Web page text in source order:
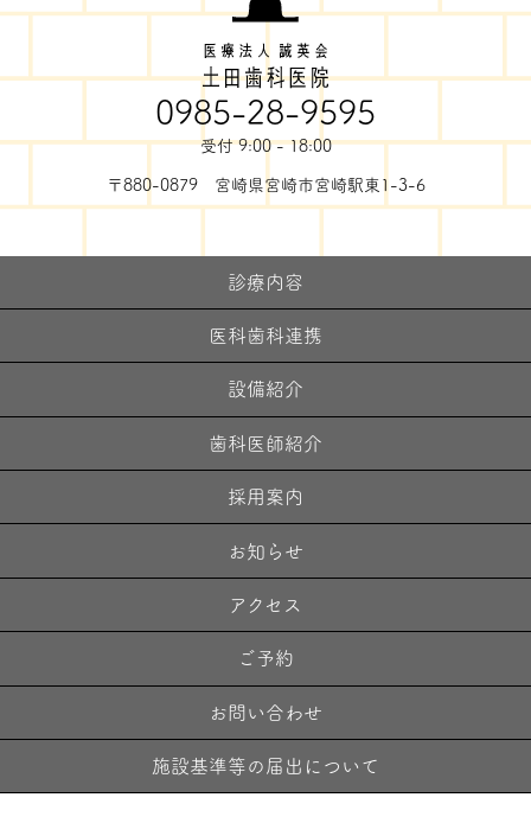
0985-28-9595
受付 9:00 - 18:00
〒880-0879 宮崎県宮崎市宮崎駅東1-3-6
診療内容
医科歯科連携
設備紹介
歯科医師紹介
採用案内
お知らせ
アクセス
ご予約
お問い合わせ
施設基準等の届出について